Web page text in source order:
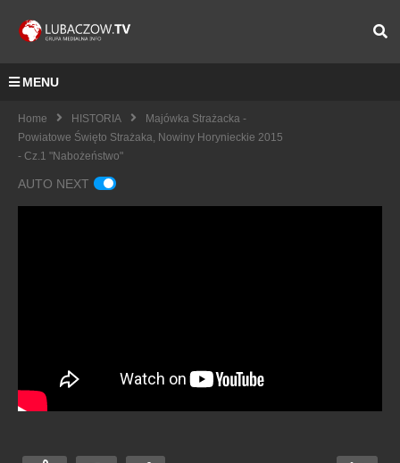
MENU
Home HISTORIA
Majówka Strażacka -
Powiatowe Święto Strażaka, Nowiny Horynieckie 2015
- Cz.1 "Nabożeństwo"
AUTO NEXT